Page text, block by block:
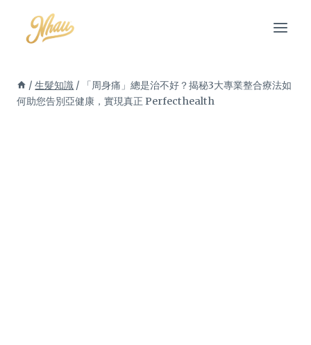
content
/ 生髮知識 /
「周身痛」總是治不好？揭秘3大專業整合療法如
何助您告別亞健康，實現真正 Perfecthealth